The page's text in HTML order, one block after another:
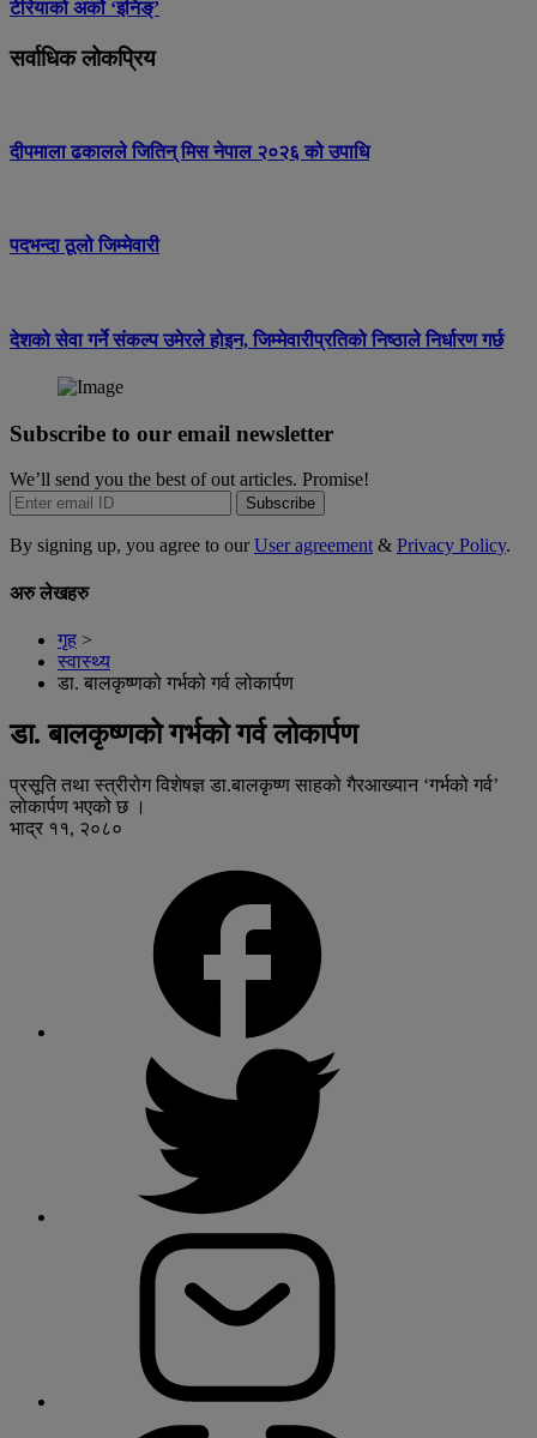
टेरियाको अर्को ‘इनिङ्’
सर्वाधिक लोकप्रिय
दीपमाला ढकालले जितिन् मिस नेपाल २०२६ को उपाधि
पदभन्दा ठूलो जिम्मेवारी
देशको सेवा गर्ने संकल्प उमेरले होइन, जिम्मेवारीप्रतिको निष्ठाले निर्धारण गर्छ
Subscribe to our email newsletter
We’ll send you the best of out articles. Promise!
Subscribe
By signing up, you agree to ourUser agreement& Privacy Policy.
अरु लेखहरु
गृह >
स्वास्थ्य
डा. बालकृष्णको गर्भको गर्व लोकार्पण
डा. बालकृष्णको गर्भको गर्व लोकार्पण
प्रसूति तथा स्त्रीरोग विशेषज्ञ डा.बालकृष्ण साहको गैरआख्यान ‘गर्भको गर्व’
लोकार्पण भएको छ ।
भाद्र ११, २०८०